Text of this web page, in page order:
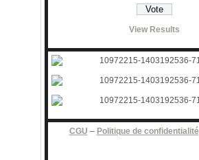
View Results
CGU – Politique de confidentialité